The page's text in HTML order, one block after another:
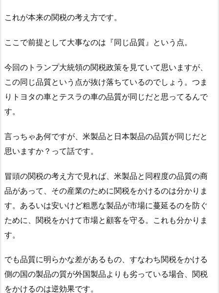
これが本来の関税の考え方です。
ここで前提として大事なのは『同じ品質』という点。
今回のトランプ大統領の関税政策を見ていて思いますが、
この同じ品質という点が抜け落ちているのでしょう。つま
りトヨタの車とテスラの車の品質が同じだと思ってるんで
す。
言っちゃあ何ですが、米製品と日本製品の品質が同じだと
思いますか？って話です。
冒頭の関税の考え方で見れば、米製品と同程度の品質の商
品があって、その産業のために関税をかけるのは分かりま
す。あるいは安いけど粗悪な製品が市場に蔓延るのを防ぐ
ために、関税をかけて市場と顧客を守る。これも分かりま
す。
でも品質に明らかな差があるもの、すなわち関税をかける
側の国の製品の質が外国製品よりも劣っている場合、関税
をかけるのは逆効果です。